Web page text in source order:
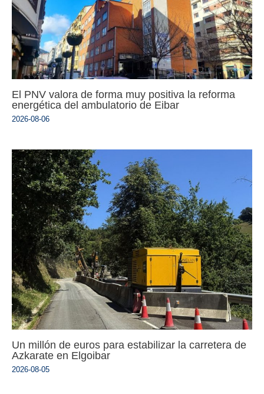
El PNV valora de forma muy positiva la reforma
energética del ambulatorio de Eibar
2026-08-06
Un millón de euros para estabilizar la carretera de
Azkarate en Elgoibar
2026-08-05